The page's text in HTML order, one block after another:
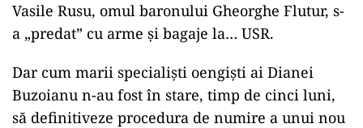
Vasile Rusu, omul baronului Gheorghe Flutur, s-
a „predat” cu arme și bagaje la… USR.
Dar cum marii specialiști oengiști ai Dianei
Buzoianu n-au fost în stare, timp de cinci luni,
să definitiveze procedura de numire a unui nou